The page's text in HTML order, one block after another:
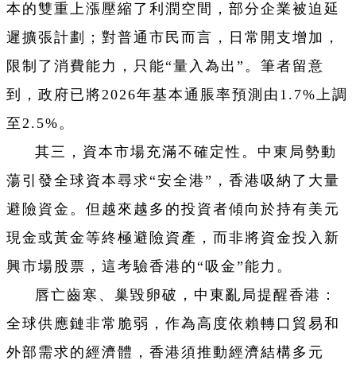
本的雙重上漲壓縮了利潤空間，部分企業被迫延
遲擴張計劃；對普通市民而言，日常開支增加，
限制了消費能力，只能“量入為出”。筆者留意
到，政府已將2026年基本通脹率預測由1.7%上調
至2.5%。
其三，資本市場充滿不確定性。中東局勢動
蕩引發全球資本尋求“安全港”，香港吸納了大量
避險資金。但越來越多的投資者傾向於持有美元
現金或黃金等終極避險資產，而非將資金投入新
興市場股票，這考驗香港的“吸金”能力。
唇亡齒寒、巢毀卵破，中東亂局提醒香港：
全球供應鏈非常脆弱，作為高度依賴轉口貿易和
外部需求的經濟體，香港須推動經濟結構多元